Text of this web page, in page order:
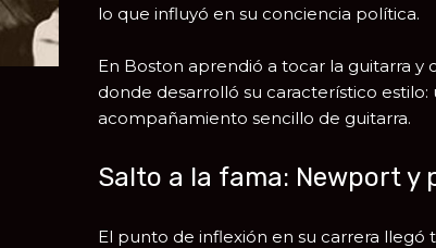
lo que influyó en su conciencia política.
En Boston aprendió a tocar la guitarra
donde desarrolló su característico
acompañamiento sencillo de guitarra.
Salto a la fama: Newport y
El punto de inflexión en su carrera llegó